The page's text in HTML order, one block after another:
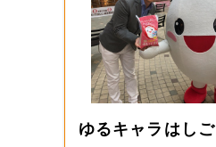
ゆるキャラはしご